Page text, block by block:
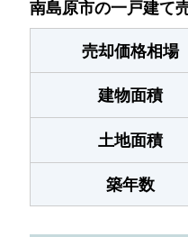
南島原市の一戸建て
売却価格相場
建物面積
土地面積
築年数